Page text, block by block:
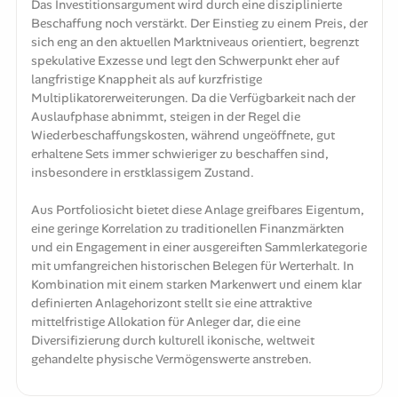
Das Investitionsargument wird durch eine disziplinierte
Beschaffung noch verstärkt. Der Einstieg zu einem Preis, der
sich eng an den aktuellen Marktniveaus orientiert, begrenzt
spekulative Exzesse und legt den Schwerpunkt eher auf
langfristige Knappheit als auf kurzfristige
Multiplikatorerweiterungen. Da die Verfügbarkeit nach der
Auslaufphase abnimmt, steigen in der Regel die
Wiederbeschaffungskosten, während ungeöffnete, gut
erhaltene Sets immer schwieriger zu beschaffen sind,
insbesondere in erstklassigem Zustand.
Aus Portfoliosicht bietet diese Anlage greifbares Eigentum,
eine geringe Korrelation zu traditionellen Finanzmärkten
und ein Engagement in einer ausgereiften Sammlerkategorie
mit umfangreichen historischen Belegen für Werterhalt. In
Kombination mit einem starken Markenwert und einem klar
definierten Anlagehorizont stellt sie eine attraktive
mittelfristige Allokation für Anleger dar, die eine
Diversifizierung durch kulturell ikonische, weltweit
gehandelte physische Vermögenswerte anstreben.